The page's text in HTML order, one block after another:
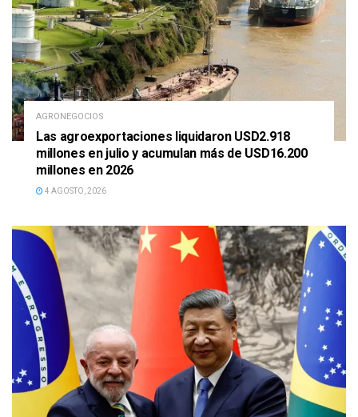
AGRONEGOCIOS
Las agroexportaciones liquidaron USD2.918
millones en julio y acumulan más de USD16.200
millones en 2026
4 AGOSTO, 2026